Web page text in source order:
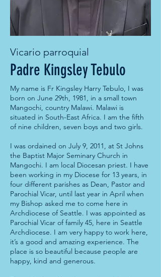
Vicario parroquial
Padre Kingsley Tebulo
My name is Fr Kingsley Harry Tebulo, I was
born on June 29th, 1981, in a small town
Mangochi, country Malawi. Malawi is
situated in South-East Africa. I am the fifth
of nine children, seven boys and two girls.
I was ordained on July 9, 2011, at St Johns
the Baptist Major Seminary Church in
Mangochi. I am local Diocesan priest. I have
been working in my Diocese for 13 years, in
four different parishes as Dean, Pastor and
Parochial Vicar, until last year in April when
my Bishop asked me to come here in
Archdiocese of Seattle. I was appointed as
Parochial Vicar of family 45, here in Seattle
Archdiocese. I am very happy to work here,
it’s a good and amazing experience. The
place is so beautiful because people are
happy, kind and generous.